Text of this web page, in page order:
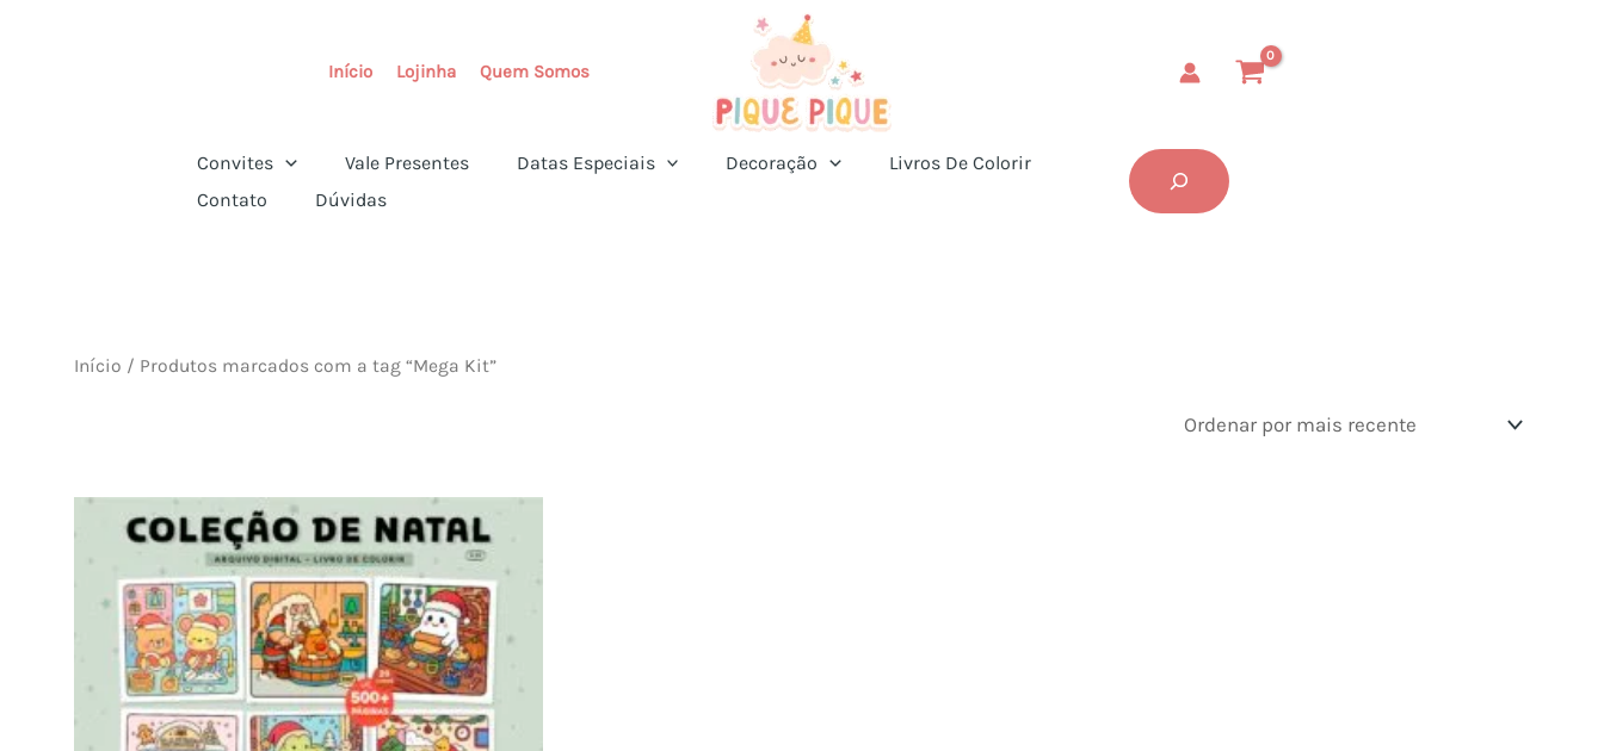
Início Lojinha Quem Somos
Convites Vale Presentes Datas Especiais Decoração
Livros De Colorir
Contato
Dúvidas
Buscar...
Início / Produtos marcados com a tag “Mega Kit”